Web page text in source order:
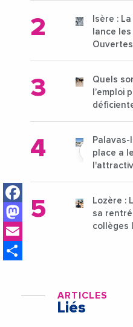
Facebook
Mastodon
Isère :
lance
Quels
l’emploi
place a
Lozère :
sa
collèges
ARTICLES
Liés